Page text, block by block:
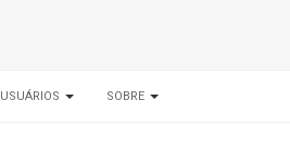
USUÁRIOS SOBRE